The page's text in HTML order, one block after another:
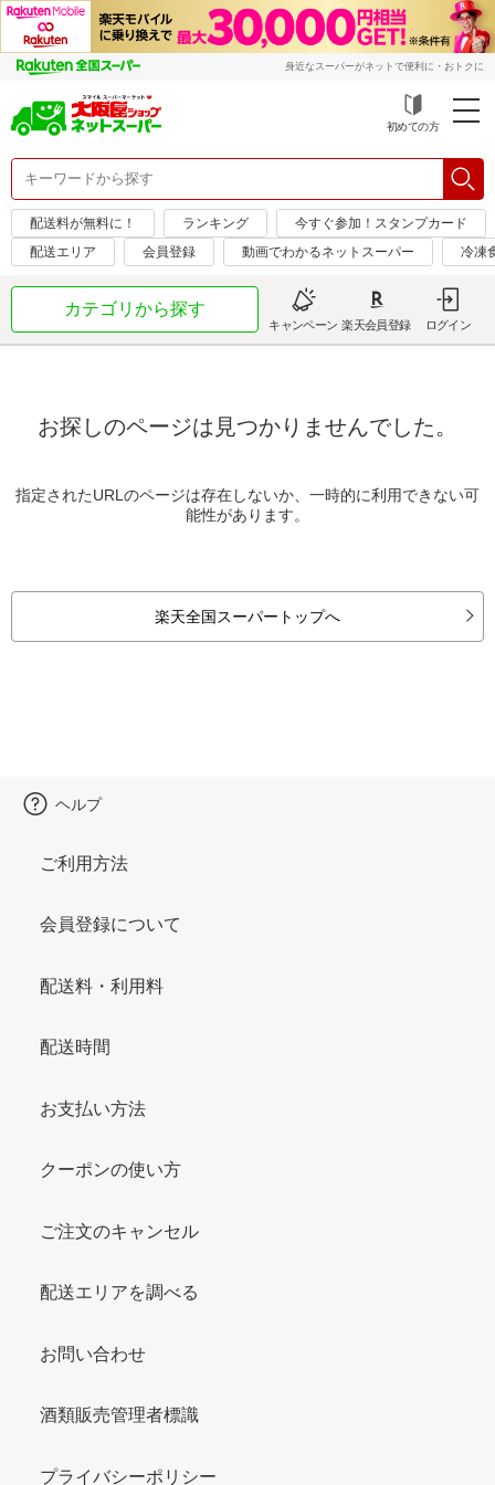
身近なスーパーがネットで便利に・おトクに
初めての方
配送料が無料に！ ランキング
今すぐ参加！スタンプカード
配送エリア
会員登録 動画でわかるネットスーパー 冷凍
カテゴリから探す
キャンペーン 楽天会員登録 ログイン
お探しのページは見つかりませんでした。
指定されたURLのページは存在しないか、一時的に利用できない可
能性があります。
楽天全国スーパートップへ
ヘルプ
ご利用方法
会員登録について
配送料・利用料
配送時間
お支払い方法
クーポンの使い方
ご注文のキャンセル
配送エリアを調べる
お問い合わせ
酒類販売管理者標識
プライバシーポリシー